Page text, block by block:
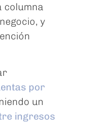
columna
y
por
un
ingresos